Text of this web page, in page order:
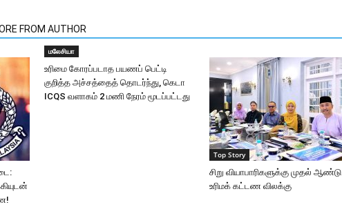
FROM AUTHOR
மலேசியா
உரிமை கோரப்படாத பயணப் பெட்டி
குறித்த அச்சத்தைத் தொடர்ந்து, கெடா
ICQS வளாகம் 2 மணி நேரம் மூடப்பட்டது
Top Story
சிறு வியாபாரிகளுக்கு முதல் ஆண்டு
உரிமக் கட்டண விலக்கு